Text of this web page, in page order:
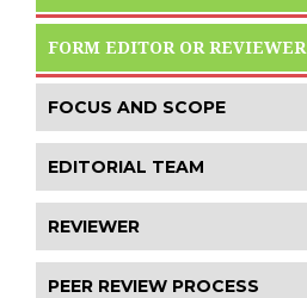
FORM EDITOR OR REVIEWER
FOCUS AND SCOPE
EDITORIAL TEAM
REVIEWER
PEER REVIEW PROCESS